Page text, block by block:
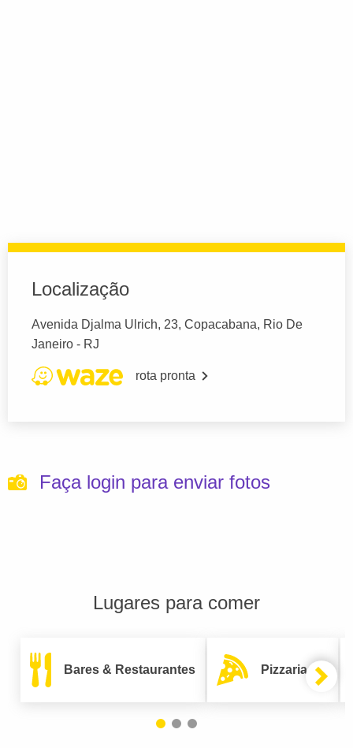
Localização
Avenida Djalma Ulrich, 23, Copacabana, Rio De
Janeiro - RJ
rota pronta
Faça login para enviar fotos
Lugares para comer
Bares & Restaurantes Pizzarias